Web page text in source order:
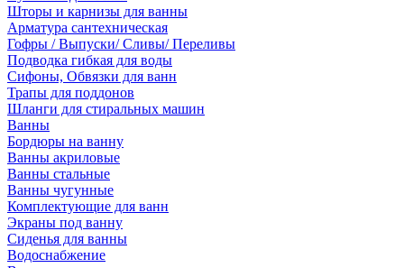
Шторы и карнизы для ванны
Арматура сантехническая
Гофры / Выпуски/ Сливы/ Переливы
Подводка гибкая для воды
Сифоны, Обвязки для ванн
Трапы для поддонов
Шланги для стиральных машин
Ванны
Бордюры на ванну
Ванны акриловые
Ванны стальные
Ванны чугунные
Комплектующие для ванн
Экраны под ванну
Сиденья для ванны
Водоснабжение